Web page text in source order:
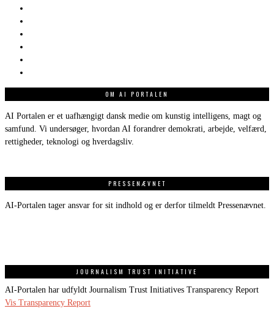
OM AI PORTALEN
AI Portalen er et uafhængigt dansk medie om kunstig intelligens, magt og
samfund. Vi undersøger, hvordan AI forandrer demokrati, arbejde, velfærd,
rettigheder, teknologi og hverdagsliv.
PRESSENÆVNET
AI-Portalen tager ansvar for sit indhold og er derfor tilmeldt Pressenævnet.
JOURNALISM TRUST INITIATIVE
AI-Portalen har udfyldt Journalism Trust Initiatives Transparency Report
Vis Transparency Report